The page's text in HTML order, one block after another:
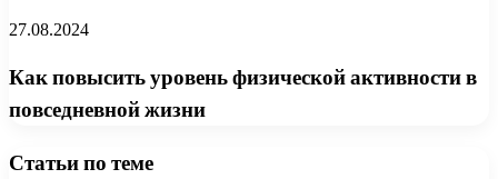
27.08.2024
Как повысить уровень физической активности в
повседневной жизни
Статьи по теме